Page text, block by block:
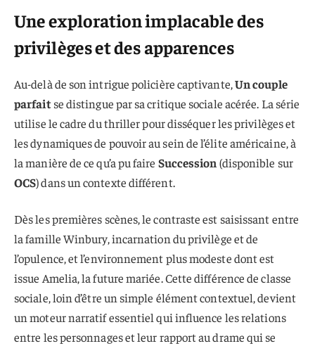
Une exploration implacable des
privilèges et des apparences
Au-delà de son intrigue policière captivante,Un couple
parfait se distingue par sa critique sociale acérée. La série
utilise le cadre du thriller pour disséquer les privilèges et
les dynamiques de pouvoir au sein de l’élite américaine, à
la manière de ce qu’a pu faire Succession (disponible sur
OCS) dans un contexte différent.
Dès les premières scènes, le contraste est saisissant entre
la famille Winbury, incarnation du privilège et de
l’opulence, et l’environnement plus modeste dont est
issue Amelia, la future mariée. Cette différence de classe
sociale, loin d’être un simple élément contextuel, devient
un moteur narratif essentiel qui influence les relations
entre les personnages et leur rapport au drame qui se